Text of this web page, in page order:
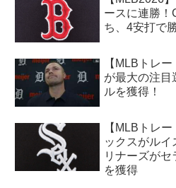
ースに連勝！
ち、4安打で
【MLBトレ
が最大の注目
ルを獲得！
【MLBトレ
ックスがルイ
リナーズがセ
を獲得